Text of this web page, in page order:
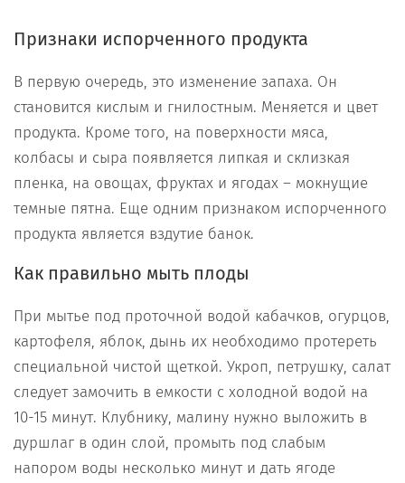
Признаки испорченного продукта
В первую очередь, это изменение запаха. Он
становится кислым и гнилостным. Меняется и цвет
продукта. Кроме того, на поверхности мяса,
колбасы и сыра появляется липкая и склизкая
пленка, на овощах, фруктах и ягодах – мокнущие
темные пятна. Еще одним признаком испорченного
продукта является вздутие банок.
Как правильно мыть плоды
При мытье под проточной водой кабачков, огурцов,
картофеля, яблок, дынь их необходимо протереть
специальной чистой щеткой. Укроп, петрушку, салат
следует замочить в емкости с холодной водой на
10-15 минут. Клубнику, малину нужно выложить в
дуршлаг в один слой, промыть под слабым
напором воды несколько минут и дать ягоде